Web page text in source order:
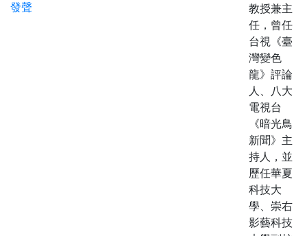
教授兼主
任，曾任
台視《臺
灣變色
龍》評論
人、八大
電視台
《暗光鳥
新聞》主
持人，並
歷任華夏
科技大
學、崇右
影藝科技